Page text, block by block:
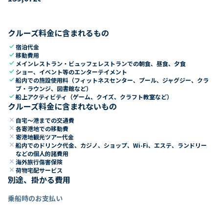
クルーズ料金に含まれるもの
check宿泊代金
check移動費用
check メインレストラン・ビュッフェレストランでの朝食、昼食、夕食
check ショー、イベント等のエンターテイメント
check船内での施設使用料（フィットネスセンター、プール、ジャグジー、クラ
ブ・ラウンジ、図書館など）
check船上アクティビティ（ゲーム、クイズ、クラフト教室など）
クルーズ料金に含まれないもの
close 自宅～港までの交通費
close 各寄港地での移動費
close 寄港地観光ツアー代金
close 船内でのドリンク代金、カジノ、ショップ、Wi-Fi、エステ、ランドリー
などの個人的諸費用
close 海外旅行傷害保険
close 荷物宅配サービス
別途、掛かる費用
乗船時のお支払い